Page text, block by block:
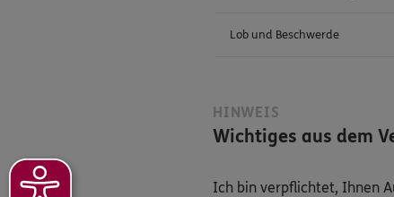
Lob und Beschwerde
HINWEIS
Wichtiges aus dem
Ich bin verpflichtet, Ihnen